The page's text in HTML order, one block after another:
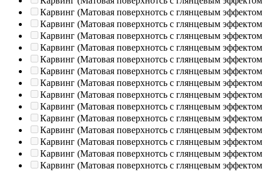
Карвинг (Матовая поверхнотсь с глянцевым эффектом
Карвинг (Матовая поверхнотсь с глянцевым эффектом
Карвинг (Матовая поверхнотсь с глянцевым эффектом
Карвинг (Матовая поверхнотсь с глянцевым эффектом
Карвинг (Матовая поверхнотсь с глянцевым эффектом
Карвинг (Матовая поверхнотсь с глянцевым эффектом
Карвинг (Матовая поверхнотсь с глянцевым эффектом
Карвинг (Матовая поверхнотсь с глянцевым эффектом
Карвинг (Матовая поверхнотсь с глянцевым эффектом
Карвинг (Матовая поверхнотсь с глянцевым эффектом
Карвинг (Матовая поверхнотсь с глянцевым эффектом
Карвинг (Матовая поверхнотсь с глянцевым эффектом
Карвинг (Матовая поверхнотсь с глянцевым эффектом
Карвинг (Матовая поверхнотсь с глянцевым эффектом